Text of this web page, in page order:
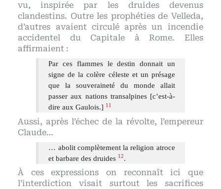
vu, inspirée par les druides devenus
clandestins. Outre les prophéties de Velleda,
d’autres avaient circulé après un incendie
accidentel du Capitale à Rome. Elles
affirmaient :
Par ces flammes le destin donnait un
signe de la colère céleste et un présage
que la souveraineté du monde allait
passer aux nations transalpines [c’est-à-
dire aux Gaulois.] 11
Aussi, après l’échec de la révolte, l’empereur
Claude…
… abolit complètement la religion atroce
et barbare des druides 12.
À ces expressions on reconnaît ici que
l’interdiction visait surtout les sacrifices